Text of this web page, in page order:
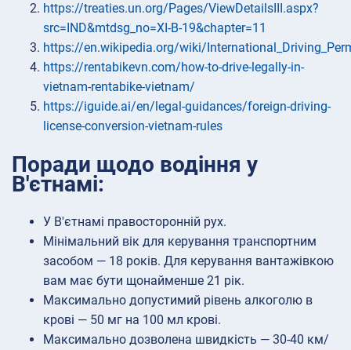
https://treaties.un.org/Pages/ViewDetailsIII.aspx?
src=IND&mtdsg_no=XI-B-19&chapter=11
https://en.wikipedia.org/wiki/
https://rentabikevn.com/how-to-drive-legally-in-
vietnam-rentabike-vietnam/
https://iguide.ai/en/legal-guidances/foreign-driving-
license-conversion-vietnam-rules
Поради щодо водіння у
В'єтнамі:
У В'єтнамі правосторонній рух.
Мінімальний вік для керування транспортним
засобом — 18 років. Для керування вантажівкою
вам має бути щонайменше 21 рік.
Максимально допустимий рівень алкоголю в
крові — 50 мг на 100 мл крові.
Максимально дозволена швидкість — 30-40 км/